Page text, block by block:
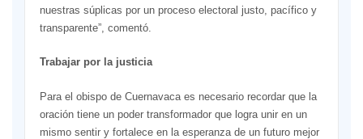
nuestras súplicas por un proceso electoral justo, pacífico y
transparente”, comentó.
Trabajar por la justicia
Para el obispo de Cuernavaca es necesario recordar que la
oración tiene un poder transformador que logra unir en un
mismo sentir y fortalece en la esperanza de un futuro mejor